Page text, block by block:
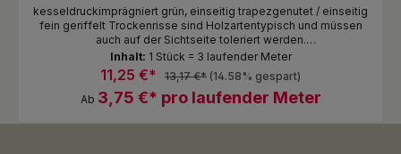
kesseldruckimprägniert grün, einseitig trapezgenutet / einseitig
fein geriffelt Trockenrisse sind Holzartentypisch und müssen
auch auf der Sichtseite toleriert werden.
Dauerhaftigkeitsklasse 4 Längen je nach Verfügbarkeit
Ab 3,75 €* pro laufender Meter
11,25 €* 13,17 €* (14.58% gespart)
Inhalt: 1 Stück = 3 laufender Meter